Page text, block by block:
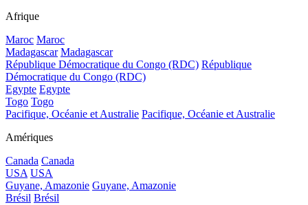
Afrique
Maroc Maroc
Madagascar Madagascar
République Démocratique du Congo (RDC) République
Démocratique du Congo (RDC)
Egypte Egypte
Togo Togo
Pacifique, Océanie et Australie Pacifique, Océanie et Australie
Amériques
Canada Canada
USA USA
Guyane, Amazonie Guyane, Amazonie
Brésil Brésil